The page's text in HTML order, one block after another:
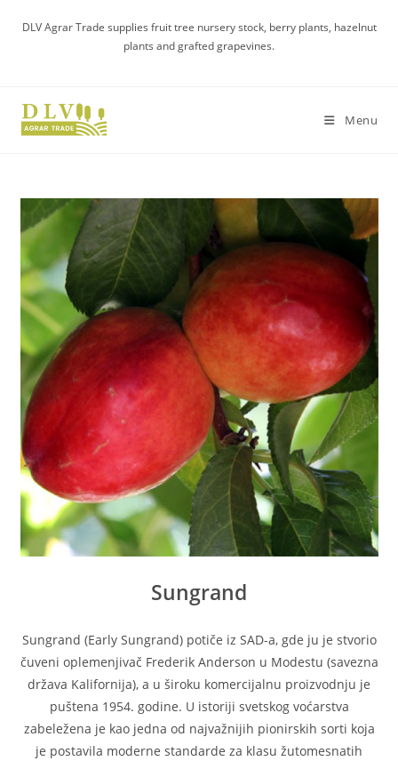
DLV Agrar Trade supplies fruit tree nursery stock, berry plants, hazelnut
plants and grafted grapevines.
Menu
Sungrand
Sungrand (Early Sungrand) potiče iz SAD-a, gde ju je stvorio
čuveni oplemenjivač Frederik Anderson u Modestu (savezna
država Kalifornija), a u široku komercijalnu proizvodnju je
puštena 1954. godine. U istoriji svetskog voćarstva
zabeležena je kao jedna od najvažnijih pionirskih sorti koja
je postavila moderne standarde za klasu žutomesnatih